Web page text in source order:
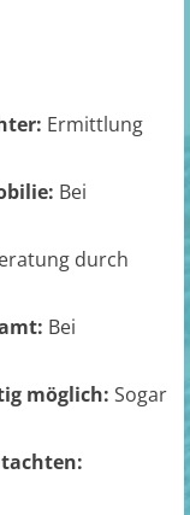
Ermittlung
Bei
durch
Bei
möglich: Sogar